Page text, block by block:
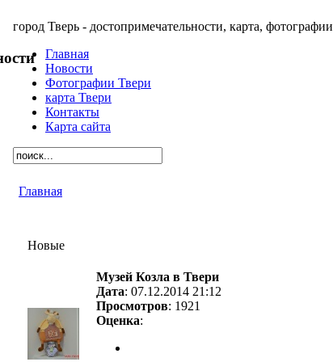
город Тверь - достопримечательности, карта, фотографии
Главная
Новости
Фотографии Твери
карта Твери
Контакты
Карта сайта
Главная
Новые
Музей Козла в Твери
Дата: 07.12.2014 21:12
Просмотров: 1921
Оценка: